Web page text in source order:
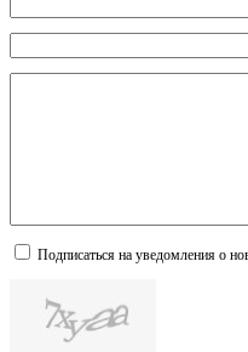
Подписаться на уведомления о